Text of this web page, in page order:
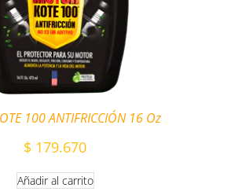
100 ANTIFRICCIÓN 16 Oz
$ 179.670
Añadir al carrito